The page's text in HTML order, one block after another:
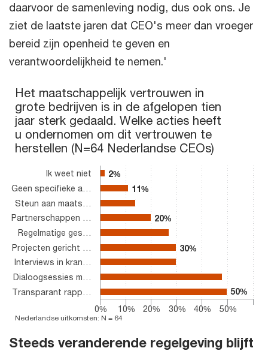
daarvoor de samenleving nodig, dus ook ons. Je
ziet de laatste jaren dat CEO's meer dan vroeger
bereid zijn openheid te geven en
verantwoordelijkheid te nemen.'
Het maatschappelijk vertrouwen in grote bedrijven is in de
Bar chart with 9 bars.
The chart has 1 X axis displaying categories.
The chart has 1 Y axis displaying values. Range: 0 to 60.
Het maatschappelijk vertrouwen in
grote bedrijven is in de afgelopen tien
jaar sterk gedaald. Welke acties heeft
u ondernomen om dit vertrouwen te
herstellen (N=64 Nederlandse CEOs)
2%
2%
11%
11%
20%
20%
30%
30%
50%
50%
Ik weet niet
Geen specifieke a…
Steun aan maats…
Partnerschappen …
Regelmatige ges…
Projecten gericht …
Interviews in kran…
Dialoogsessies m…
Transparant rapp…
0%
10% 20% 30% 40% 50%
Nederlandse uitkomsten: N = 64
Steeds veranderende regelgeving blijft